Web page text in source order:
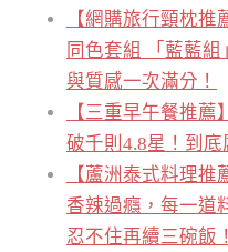
【網購旅行頸枕推
同色套組 「藍藍
與質感一次滿分！
【三重早午餐推薦
破千則4.8星！到底
【蘆洲泰式料理
香辣過癮，每一道
忍不住再續三碗飯！